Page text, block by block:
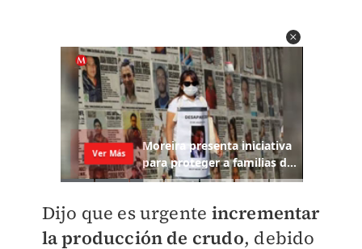
Dijo que es urgente incrementar
la producción de crudo, debido